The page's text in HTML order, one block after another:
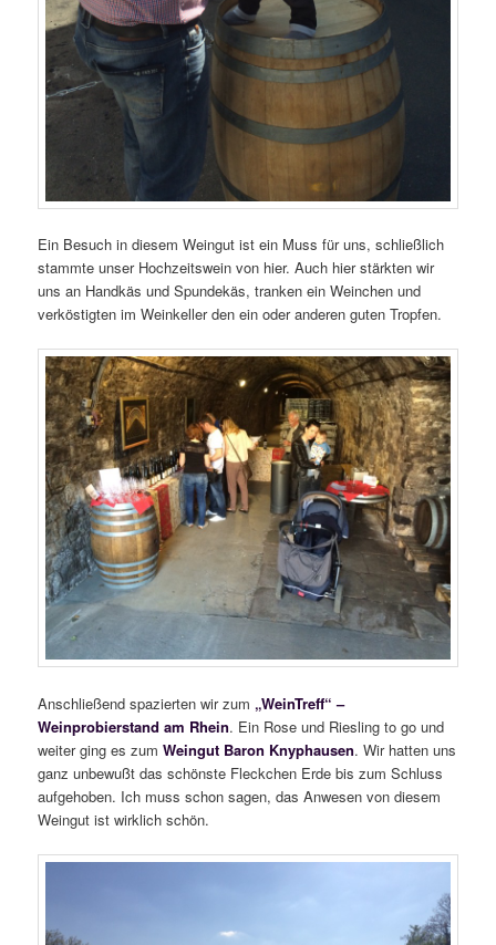
Ein Besuch in diesem Weingut ist ein Muss für uns, schließlich
stammte unser Hochzeitswein von hier. Auch hier stärkten wir
uns an Handkäs und Spundekäs, tranken ein Weinchen und
verköstigten im Weinkeller den ein oder anderen guten Tropfen.
Anschließend spazierten wir zum „WeinTreff“ –
Weinprobierstand am Rhein. Ein Rose und Riesling to go und
weiter ging es zumWeingut Baron Knyphausen. Wir hatten uns
ganz unbewußt das schönste Fleckchen Erde bis zum Schluss
aufgehoben. Ich muss schon sagen, das Anwesen von diesem
Weingut ist wirklich schön.